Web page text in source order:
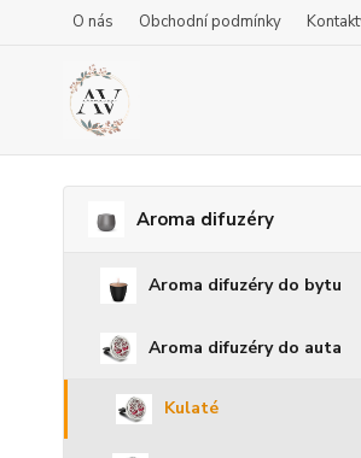
O nás Obchodní podmínky
Aroma difuzéry
Aroma difuzéry do bytu
Aroma difuzéry do auta
Kulaté